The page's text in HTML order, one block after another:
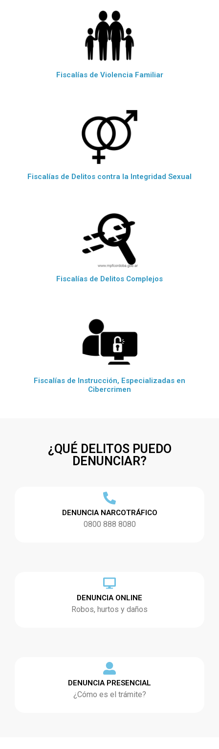
Fiscalías de Violencia Familiar
Fiscalías de Delitos contra la Integridad Sexual
Fiscalías de Delitos Complejos
Fiscalías de Instrucción, Especializadas en
Cibercrimen
¿QUÉ DELITOS PUEDO
DENUNCIAR?
DENUNCIA NARCOTRÁFICO
0800 888 8080
DENUNCIA ONLINE
Robos, hurtos y daños
DENUNCIA PRESENCIAL
¿Cómo es el trámite?